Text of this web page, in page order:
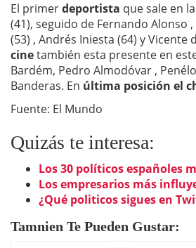
El primerdeportista que sale en
(41), seguido de Fernando Alonso
(53) , Andrés Iniesta (64) y Vicente
cinetambién esta presente en
Bardém, Pedro Almodóvar ,
Banderas. En última posición el
Fuente: El Mundo
Quizás te interesa:
Los 30 políticos españoles
Los empresarios más
¿Qué politicos sigues en
Tamnien Te Pueden Gustar: